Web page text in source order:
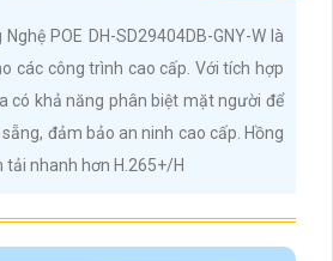
POE DH-SD29404DB-GNY-W là
các công trình cao cấp. Với tích hợp
có khả năng phân biệt mặt người để
đảm bảo an ninh cao cấp. Hồng
tải nhanh hơn H.265+/H